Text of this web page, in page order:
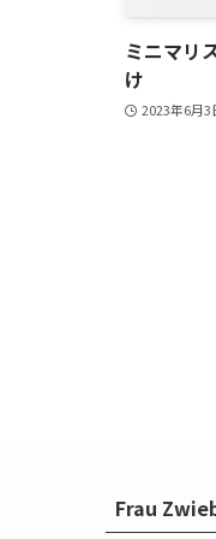
ミニマリ
け
2023年6月3
Frau